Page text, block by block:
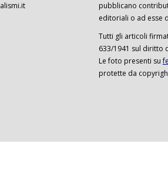
pubblicano
editoriali o ad esse
Tutti gli articoli
633/1941 sul diritto
Le foto presenti su
protette da